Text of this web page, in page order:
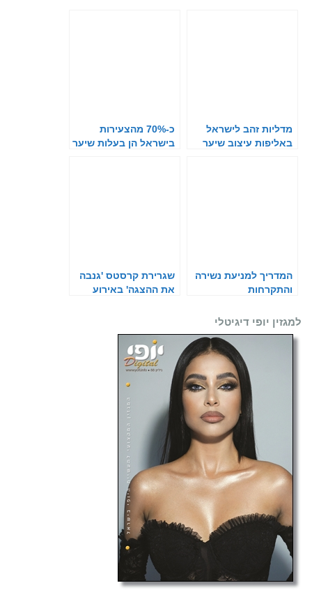
מדליות זהב לישראל
באליפות עיצוב שיער
כ-70% מהצעירות
בישראל הן בעלות שיער
המדריך למניעת נשירה
והתקרחות
שגרירת קרסטס 'גנבה
את ההצגה' באירוע
למגזין יופי דיגיטלי